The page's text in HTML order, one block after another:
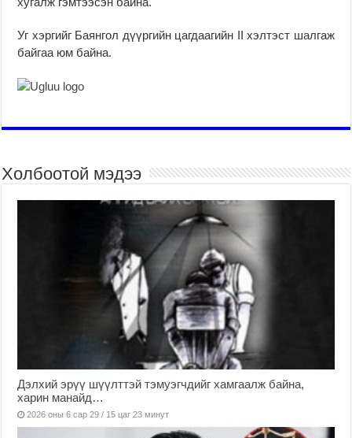
Уг хэргийг Баянгол дүүргийн цагдаагийн II хэлтэст шалгаж
байгаа юм байна.
Холбоотой мэдээ
Дэлхий эрүү шүүлттэй тэмуэгчдийг хамгаалж байна,
харин манайд…
2026 оны 6 сар 29 / 15 цаг 23 минут